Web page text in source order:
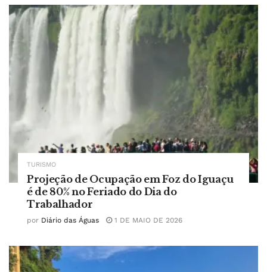
TURISMO
Projeção de Ocupação em Foz do Iguaçu
é de 80% no Feriado do Dia do
Trabalhador
por Diário das Águas 1 DE MAIO DE 2026